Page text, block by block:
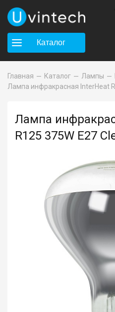
Каталог
Главная Каталог Лампы
Лампа инфракрасная InterHeat
Лампа
R125 375W E27